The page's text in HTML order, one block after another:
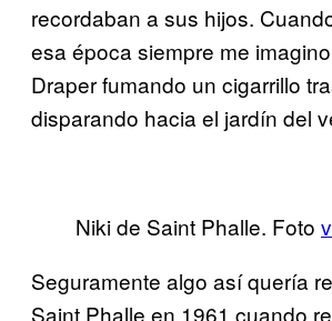
recordaban a sus hijos.
esa época siempre me
Draper fumando un cigarrillo
disparando hacia el jardín del
Niki de Saint Phalle. Foto
Seguramente algo así quería
Saint Phalle en 1961 cuando